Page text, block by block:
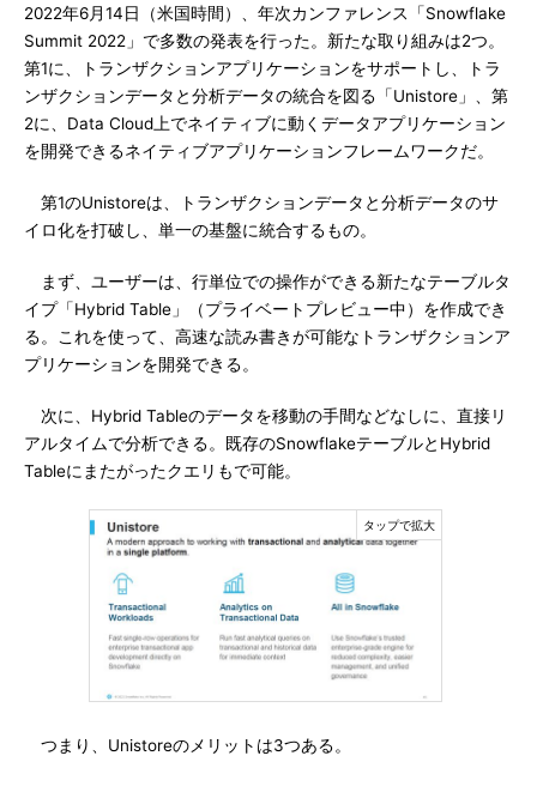
2022年6月14日（米国時間）、年次カンファレンス「Snowflake
Summit 2022」で多数の発表を行った。新たな取り組みは2つ。
第1に、トランザクションアプリケーションをサポートし、トラ
ンザクションデータと分析データの統合を図る「Unistore」、第
2に、Data Cloud上でネイティブに動くデータアプリケーション
を開発できるネイティブアプリケーションフレームワークだ。
第1のUnistoreは、トランザクションデータと分析データのサ
イロ化を打破し、単一の基盤に統合するもの。
まず、ユーザーは、行単位での操作ができる新たなテーブルタ
イプ「Hybrid Table」（プライベートプレビュー中）を作成でき
る。これを使って、高速な読み書きが可能なトランザクションア
プリケーションを開発できる。
次に、Hybrid Tableのデータを移動の手間などなしに、直接リ
アルタイムで分析できる。既存のSnowflakeテーブルとHybrid
Tableにまたがったクエリもで可能。
つまり、Unistoreのメリットは3つある。